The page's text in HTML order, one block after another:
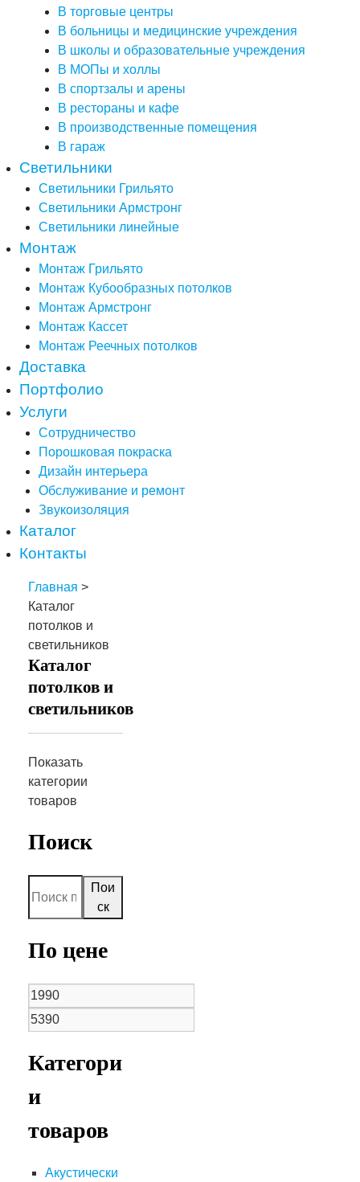
В торговые центры
В больницы и медицинские учреждения
В школы и образовательные учреждения
В МОПы и холлы
В спортзалы и арены
В рестораны и кафе
В производственные помещения
В гараж
Светильники
Светильники Грильято
Светильники Армстронг
Светильники линейные
Монтаж
Монтаж Грильято
Монтаж Кубообразных потолков
Монтаж Армстронг
Монтаж Кассет
Монтаж Реечных потолков
Доставка
Портфолио
Услуги
Сотрудничество
Порошковая покраска
Дизайн интерьера
Обслуживание и ремонт
Звукоизоляция
Каталог
Контакты
Главная >
Каталог
потолков и
светильников
Каталог
потолков и
светильников
Показать
категории
товаров
Поиск
Пои
ск
По цене
Категори
и
товаров
Акустически